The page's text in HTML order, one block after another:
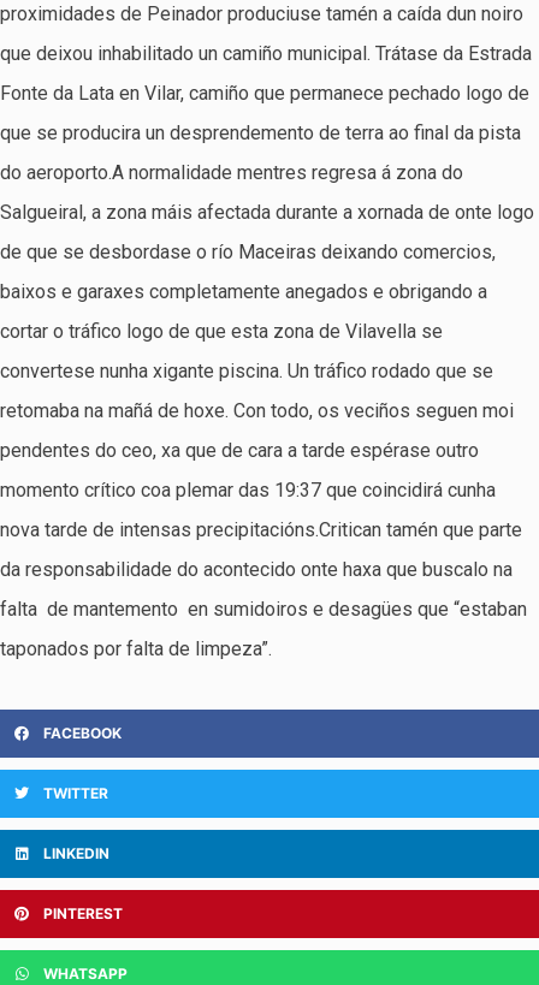
proximidades de Peinador produciuse tamén a caída dun noiro
que deixou inhabilitado un camiño municipal. Trátase da Estrada
Fonte da Lata en Vilar, camiño que permanece pechado logo de
que se producira un desprendemento de terra ao final da pista
do aeroporto.A normalidade mentres regresa á zona do
Salgueiral, a zona máis afectada durante a xornada de onte logo
de que se desbordase o río Maceiras deixando comercios,
baixos e garaxes completamente anegados e obrigando a
cortar o tráfico logo de que esta zona de Vilavella se
convertese nunha xigante piscina. Un tráfico rodado que se
retomaba na mañá de hoxe. Con todo, os veciños seguen moi
pendentes do ceo, xa que de cara a tarde espérase outro
momento crítico coa plemar das 19:37 que coincidirá cunha
nova tarde de intensas precipitacións.Critican tamén que parte
da responsabilidade do acontecido onte haxa que buscalo na
falta de mantemento en sumidoiros e desagües que “estaban
taponados por falta de limpeza”.
FACEBOOK
TWITTER
LINKEDIN
PINTEREST
WHATSAPP